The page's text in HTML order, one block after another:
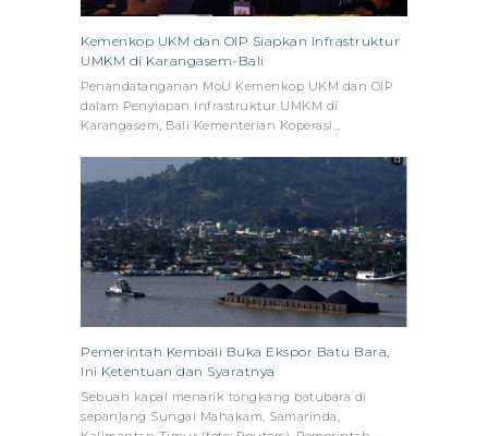
Kemenkop UKM dan OIP Siapkan Infrastruktur
UMKM di Karangasem-Bali
Penandatanganan MoU Kemenkop UKM dan OIP
dalam Penyiapan Infrastruktur UMKM di
Karangasem, Bali Kementerian Koperasi…
Pemerintah Kembali Buka Ekspor Batu Bara,
Ini Ketentuan dan Syaratnya
Sebuah kapal menarik tongkang batubara di
sepanjang Sungai Mahakam, Samarinda,